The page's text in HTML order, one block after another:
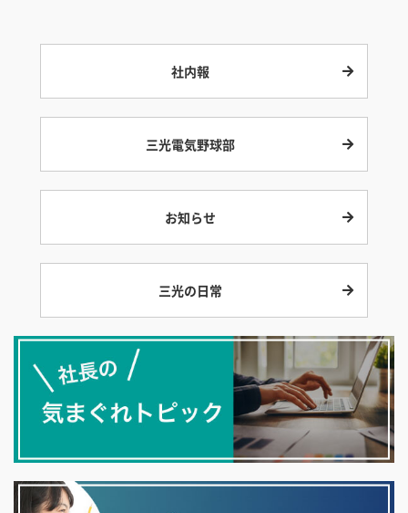
社内報
三光電気野球部
お知らせ
三光の日常